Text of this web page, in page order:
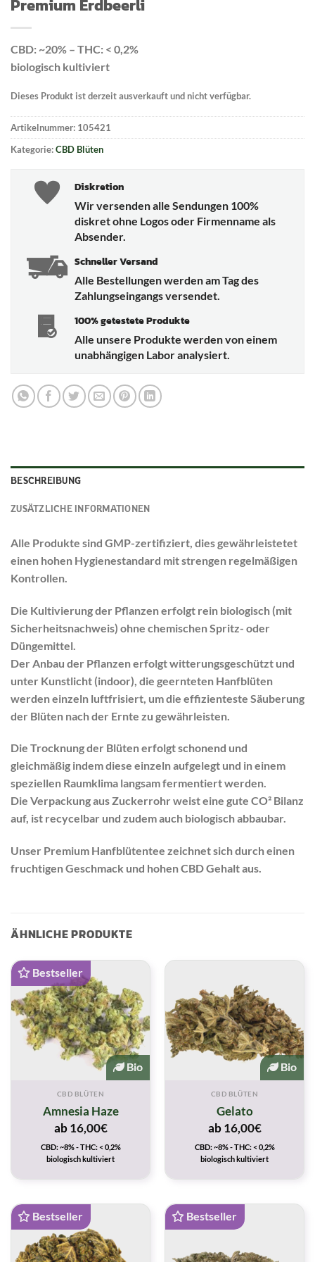
Premium Erdbeerli
CBD: ~20% – THC: < 0,2%
biologisch kultiviert
Dieses Produkt ist derzeit ausverkauft und nicht verfügbar.
Artikelnummer: 105421
Kategorie:CBD Blüten
Diskretion
Wir versenden alle Sendungen 100%
diskret ohne Logos oder Firmenname als
Absender.
Schneller Versand
Alle Bestellungen werden am Tag des
Zahlungseingangs versendet.
100% getestete Produkte
Alle unsere Produkte werden von einem
unabhängigen Labor analysiert.
BESCHREIBUNG
ZUSÄTZLICHE INFORMATIONEN
Alle Produkte sind GMP-zertifiziert, dies gewährleistetet
einen hohen Hygienestandard mit strengen regelmäßigen
Kontrollen.
Die Kultivierung der Pflanzen erfolgt rein biologisch (mit
Sicherheitsnachweis) ohne chemischen Spritz- oder
Düngemittel.
Der Anbau der Pflanzen erfolgt witterungsgeschützt und
unter Kunstlicht (indoor), die geernteten Hanfblüten
werden einzeln luftfrisiert, um die effizienteste Säuberung
der Blüten nach der Ernte zu gewährleisten.
Die Trocknung der Blüten erfolgt schonend und
gleichmäßig indem diese einzeln aufgelegt und in einem
speziellen Raumklima langsam fermentiert werden.
Die Verpackung aus Zuckerrohr weist eine gute CO² Bilanz
auf, ist recycelbar und zudem auch biologisch abbaubar.
Unser Premium Hanfblütentee zeichnet sich durch einen
fruchtigen Geschmack und hohen CBD Gehalt aus.
ÄHNLICHE PRODUKTE
Bestseller
Bio
CBD BLÜTEN
Amnesia Haze
ab16,00€
CBD: ~8% - THC: < 0,2%
biologisch kultiviert
Bio
CBD BLÜTEN
Gelato
ab16,00€
CBD: ~8% - THC: < 0,2%
biologisch kultiviert
Bestseller Bestseller